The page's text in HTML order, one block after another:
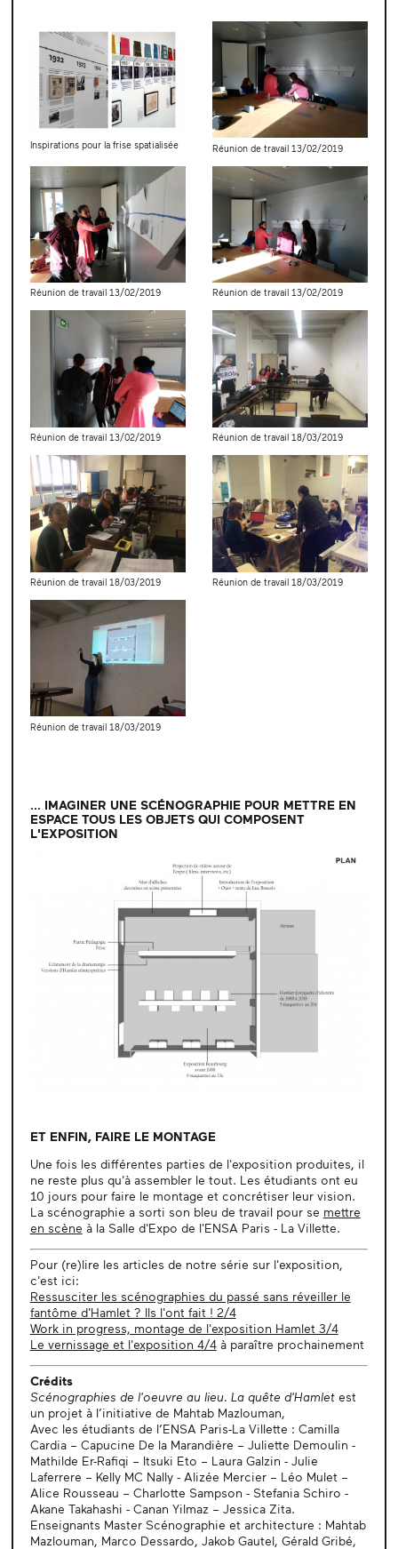
Inspirations pour la frise spatialisée Réunion de travail 13/02/2019
Réunion de travail 13/02/2019 Réunion de travail 13/02/2019
Réunion de travail 13/02/2019 Réunion de travail 18/03/2019
Réunion de travail 18/03/2019 Réunion de travail 18/03/2019
Réunion de travail 18/03/2019
... IMAGINER UNE SCÉNOGRAPHIE POUR METTRE EN
ESPACE TOUS LES OBJETS QUI COMPOSENT
L'EXPOSITION
ET ENFIN, FAIRE LE MONTAGE
Une fois les différentes parties de l'exposition produites, il
ne reste plus qu'à assembler le tout. Les étudiants ont eu
10 jours pour faire le montage et concrétiser leur vision.
La scénographie a sorti son bleu de travail pour se mettre
en scène à la Salle d'Expo de l'ENSA Paris - La Villette.
Pour (re)lire les articles de notre série sur l'exposition,
c'est ici:
Ressusciter les scénographies du passé sans réveiller le
fantôme d'Hamlet ? Ils l'ont fait ! 2/4
Work in progress, montage de l'exposition Hamlet 3/4
Le vernissage et l'exposition 4/4à paraître prochainement
Crédits
Scénographies de l'oeuvre au lieu. La quête d'Hamletest
un projet à l’initiative de Mahtab Mazlouman,
Avec les étudiants de l’ENSA Paris-La Villette : Camilla
Cardia – Capucine De la Marandière – Juliette Demoulin -
Mathilde Er-Rafiqi – Itsuki Eto – Laura Galzin - Julie
Laferrere – Kelly MC Nally - Alizée Mercier – Léo Mulet –
Alice Rousseau – Charlotte Sampson - Stefania Schiro -
Akane Takahashi - Canan Yilmaz – Jessica Zita.
Enseignants Master Scénographie et architecture : Mahtab
Mazlouman, Marco Dessardo, Jakob Gautel, Gérald Gribé,